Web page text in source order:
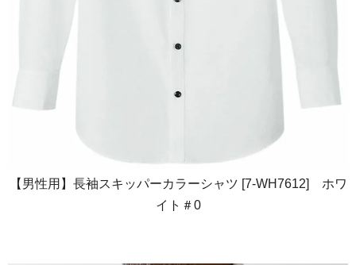
【男性用】長袖スキッパーカラーシャツ [7-WH7612] ホワ
イト＃0